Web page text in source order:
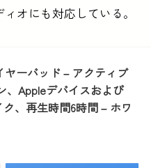
オにも対応している。
ーバッド – アクティブ
、Appleデバイスおよび
、再生時間6時間 – ホワ